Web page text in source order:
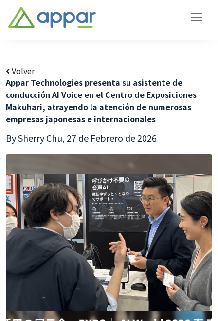
Volver
Appar Technologies presenta su asistente de
conducción AI Voice en el Centro de Exposiciones
Makuhari, atrayendo la atención de numerosas
empresas japonesas e internacionales
By Sherry Chu, 27 de Febrero de 2026